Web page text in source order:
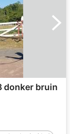
donker bruin